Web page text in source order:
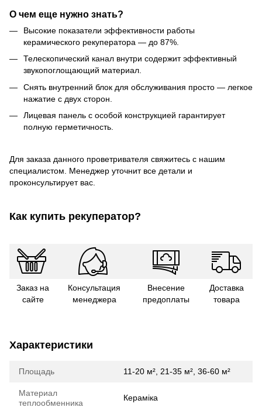
О чем еще нужно знать?
Высокие показатели эффективности работы
керамического рекуператора — до 87%.
Телескопический канал внутри содержит эффективный
звукопоглощающий материал.
Снять внутренний блок для обслуживания просто — легкое
нажатие с двух сторон.
Лицевая панель с особой конструкцией гарантирует
полную герметичность.
Для заказа данного проветривателя свяжитесь с нашим
специалистом. Менеджер уточнит все детали и
проконсультирует вас.
Как купить рекуператор?
Заказ на
сайте
Консультация
менеджера
Внесение
предоплаты
Доставка
товара
Характеристики
Площадь 11-20 м², 21-35 м², 36-60 м²
Материал
теплообменника
Кераміка